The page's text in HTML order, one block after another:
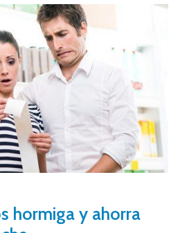
hormiga y ahorra